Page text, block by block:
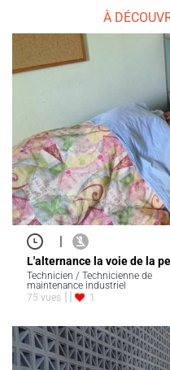
À
|
L'alternance la voie de la
Technicien / Technicienne de
maintenance industriel
75 vues
1